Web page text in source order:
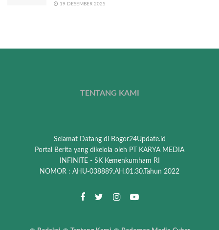
19 DESEMBER 2025
TENTANG KAMI
Selamat Datang di Bogor24Update.id
Portal Berita yang dikelola oleh PT KARYA MEDIA
INFINITE - SK Kemenkumham RI
NOMOR : AHU-038889.AH.01.30.Tahun 2022